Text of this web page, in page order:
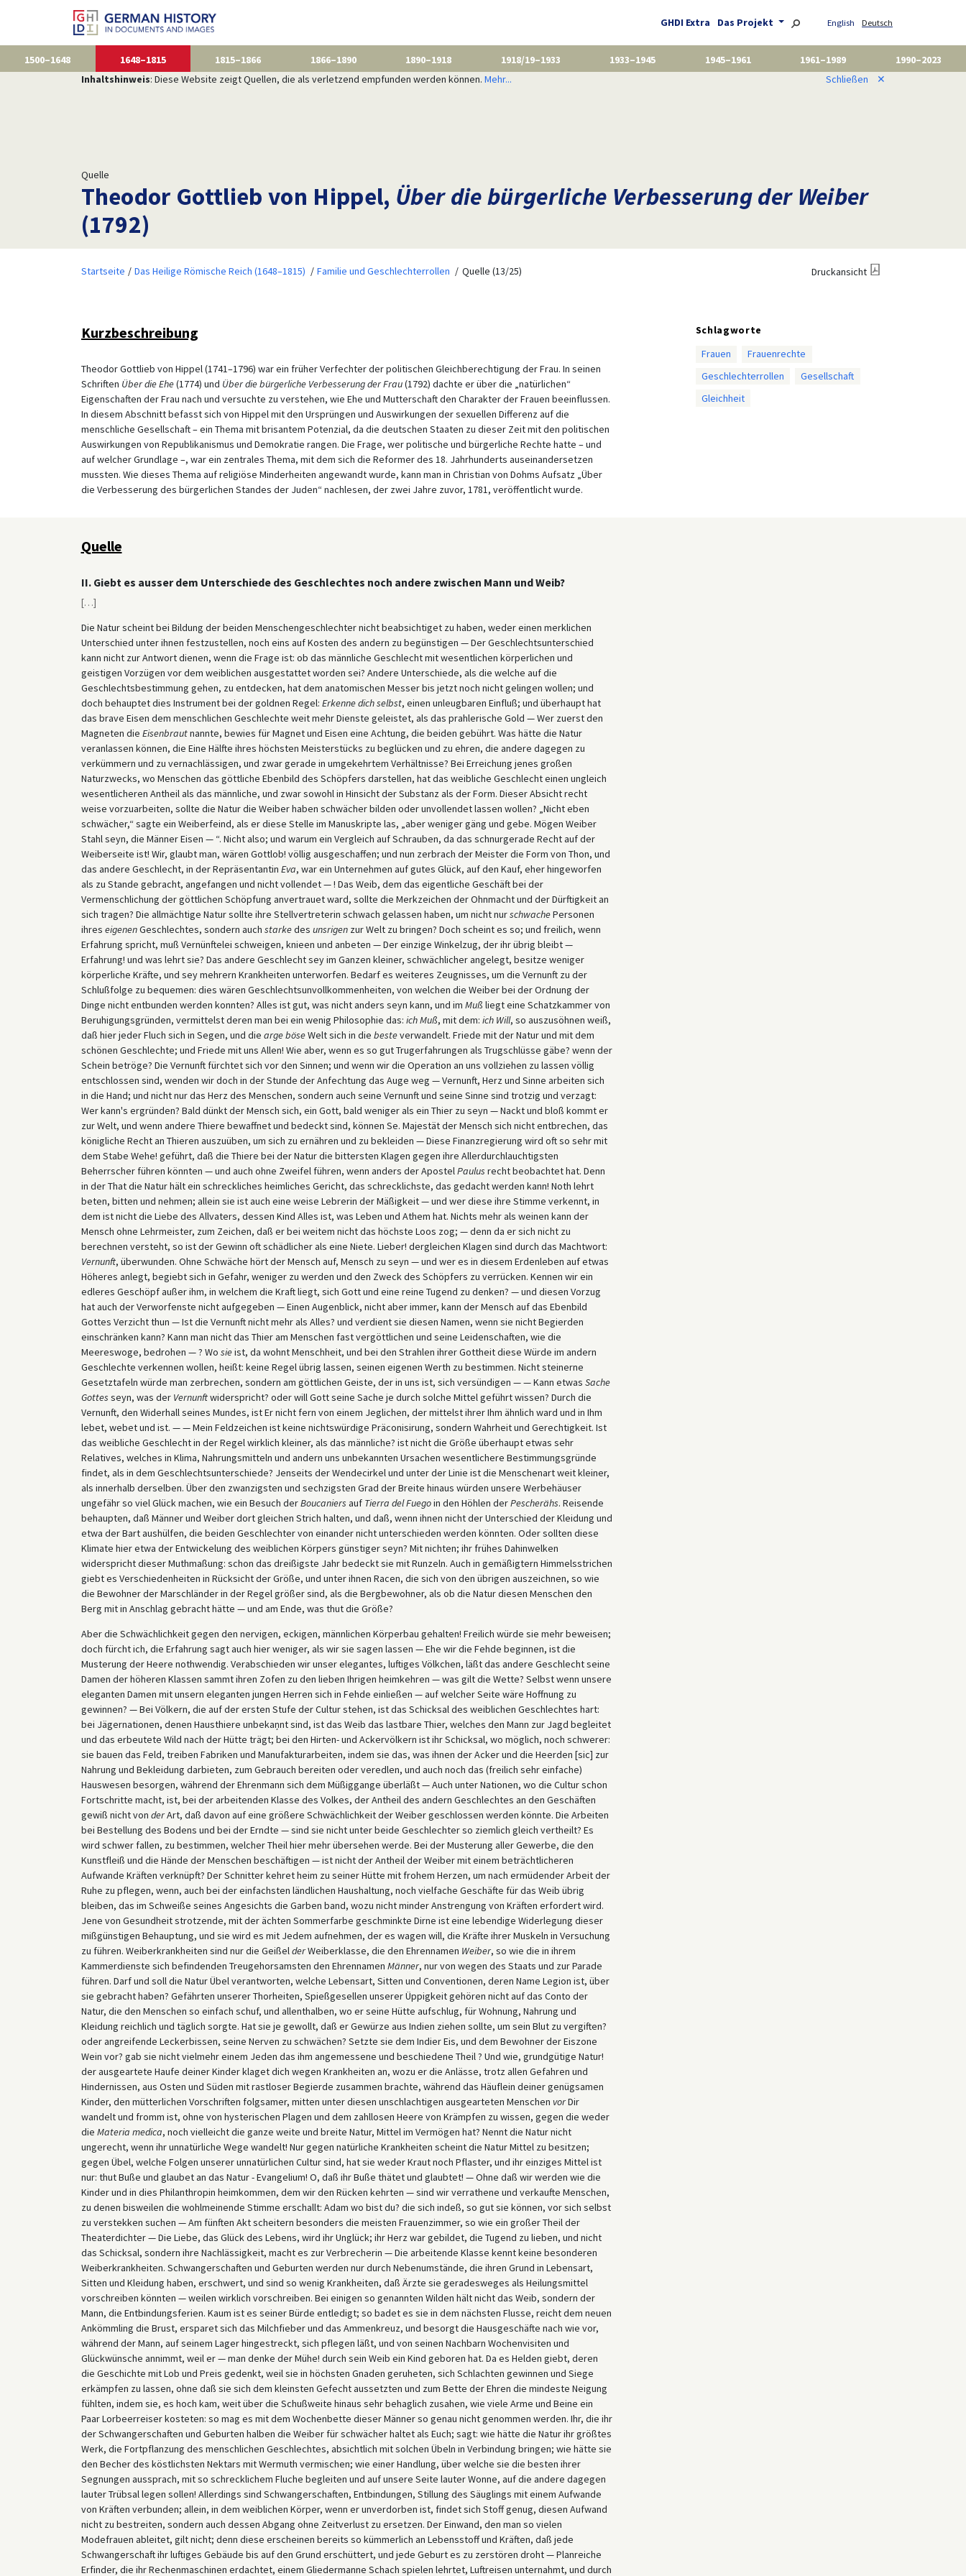
GHDI Extra Das Projekt English Deutsch
1500–1648 1648–1815 1815–1866 1866–1890 1890–1918 1918/19–1933 1933–1945 1945–1961 1961–1989
1990–2023
Inhaltshinweis: Diese Website zeigt Quellen, die als verletzend empfunden werden können. Mehr... Schließen ✕
Quelle
Theodor Gottlieb von Hippel, Über die bürgerliche Verbesserung der Weiber
(1792)
Startseite Das Heilige Römische Reich (1648–1815) Familie und Geschlechterrollen Quelle (13/25) Druckansicht
Kurzbeschreibung
Theodor Gottlieb von Hippel (1741–1796) war ein früher Verfechter der politischen Gleichberechtigung der Frau. In seinen
Schriften Über die Ehe(1774) und Über die bürgerliche Verbesserung der Frau(1792) dachte er über die „natürlichen“
Eigenschaften der Frau nach und versuchte zu verstehen, wie Ehe und Mutterschaft den Charakter der Frauen beeinflussen.
In diesem Abschnitt befasst sich von Hippel mit den Ursprüngen und Auswirkungen der sexuellen Differenz auf die
menschliche Gesellschaft – ein Thema mit brisantem Potenzial, da die deutschen Staaten zu dieser Zeit mit den politischen
Auswirkungen von Republikanismus und Demokratie rangen. Die Frage, wer politische und bürgerliche Rechte hatte – und
auf welcher Grundlage –, war ein zentrales Thema, mit dem sich die Reformer des 18. Jahrhunderts auseinandersetzen
mussten. Wie dieses Thema auf religiöse Minderheiten angewandt wurde, kann man in Christian von Dohms Aufsatz „Über
die Verbesserung des bürgerlichen Standes der Juden“ nachlesen, der zwei Jahre zuvor, 1781, veröffentlicht wurde.
Schlagworte
Frauen
Frauenrechte
Geschlechterrollen
Gesellschaft
Gleichheit
Quelle
II. Giebt es ausser dem Unterschiede des Geschlechtes noch andere zwischen Mann und Weib?
[…]
Die Natur scheint bei Bildung der beiden Menschengeschlechter nicht beabsichtiget zu haben, weder einen merklichen
Unterschied unter ihnen festzustellen, noch eins auf Kosten des andern zu begünstigen — Der Geschlechtsunterschied
kann nicht zur Antwort dienen, wenn die Frage ist: ob das männliche Geschlecht mit wesentlichen körperlichen und
geistigen Vorzügen vor dem weiblichen ausgestattet worden sei? Andere Unterschiede, als die welche auf die
Geschlechtsbestimmung gehen, zu entdecken, hat dem anatomischen Messer bis jetzt noch nicht gelingen wollen; und
doch behauptet dies Instrument bei der goldnen Regel: Erkenne dich selbst, einen unleugbaren Einfluß; und überhaupt hat
das brave Eisen dem menschlichen Geschlechte weit mehr Dienste geleistet, als das prahlerische Gold — Wer zuerst den
Magneten die Eisenbrautnannte, bewies für Magnet und Eisen eine Achtung, die beiden gebührt. Was hätte die Natur
veranlassen können, die Eine Hälfte ihres höchsten Meisterstücks zu beglücken und zu ehren, die andere dagegen zu
verkümmern und zu vernachlässigen, und zwar gerade in umgekehrtem Verhältnisse? Bei Erreichung jenes großen
Naturzwecks, wo Menschen das göttliche Ebenbild des Schöpfers darstellen, hat das weibliche Geschlecht einen ungleich
wesentlicheren Antheil als das männliche, und zwar sowohl in Hinsicht der Substanz als der Form. Dieser Absicht recht
weise vorzuarbeiten, sollte die Natur die Weiber haben schwächer bilden oder unvollendet lassen wollen? „Nicht eben
schwächer,“ sagte ein Weiberfeind, als er diese Stelle im Manuskripte las, „aber weniger gäng und gebe. Mögen Weiber
Stahl seyn, die Männer Eisen — “. Nicht also; und warum ein Vergleich auf Schrauben, da das schnurgerade Recht auf der
Weiberseite ist! Wir, glaubt man, wären Gottlob! völlig ausgeschaffen; und nun zerbrach der Meister die Form von Thon, und
das andere Geschlecht, in der Repräsentantin Eva, war ein Unternehmen auf gutes Glück, auf den Kauf, eher hingeworfen
als zu Stande gebracht, angefangen und nicht vollendet — ! Das Weib, dem das eigentliche Geschäft bei der
Vermenschlichung der göttlichen Schöpfung anvertrauet ward, sollte die Merkzeichen der Ohnmacht und der Dürftigkeit an
sich tragen? Die allmächtige Natur sollte ihre Stellvertreterin schwach gelassen haben, um nicht nurschwachePersonen
ihres eigenenGeschlechtes, sondern auch starkedes unsrigenzur Welt zu bringen? Doch scheint es so; und freilich, wenn
Erfahrung spricht, muß Vernünftelei schweigen, knieen und anbeten — Der einzige Winkelzug, der ihr übrig bleibt —
Erfahrung! und was lehrt sie? Das andere Geschlecht sey im Ganzen kleiner, schwächlicher angelegt, besitze weniger
körperliche Kräfte, und sey mehrern Krankheiten unterworfen. Bedarf es weiteres Zeugnisses, um die Vernunft zu der
Schlußfolge zu bequemen: dies wären Geschlechtsunvollkommenheiten, von welchen die Weiber bei der Ordnung der
Dinge nicht entbunden werden konnten? Alles ist gut, was nicht anders seyn kann, und im Muß liegt eine Schatzkammer von
Beruhigungsgründen, vermittelst deren man bei ein wenig Philosophie das: ich Muß, mit dem: ich Will, so auszusöhnen weiß,
daß hier jeder Fluch sich in Segen, und die arge böseWelt sich in die besteverwandelt. Friede mit der Natur und mit dem
schönen Geschlechte; und Friede mit uns Allen! Wie aber, wenn es so gut Trugerfahrungen als Trugschlüsse gäbe? wenn der
Schein betröge? Die Vernunft fürchtet sich vor den Sinnen; und wenn wir die Operation an uns vollziehen zu lassen völlig
entschlossen sind, wenden wir doch in der Stunde der Anfechtung das Auge weg — Vernunft, Herz und Sinne arbeiten sich
in die Hand; und nicht nur das Herz des Menschen, sondern auch seine Vernunft und seine Sinne sind trotzig und verzagt:
Wer kann's ergründen? Bald dünkt der Mensch sich, ein Gott, bald weniger als ein Thier zu seyn — Nackt und bloß kommt er
zur Welt, und wenn andere Thiere bewaffnet und bedeckt sind, können Se. Majestät der Mensch sich nicht entbrechen, das
königliche Recht an Thieren auszuüben, um sich zu ernähren und zu bekleiden — Diese Finanzregierung wird oft so sehr mit
dem Stabe Wehe! geführt, daß die Thiere bei der Natur die bittersten Klagen gegen ihre Allerdurchlauchtigsten
Beherrscher führen könnten — und auch ohne Zweifel führen, wenn anders der ApostelPaulus recht beobachtet hat. Denn
in der That die Natur hält ein schreckliches heimliches Gericht, das schrecklichste, das gedacht werden kann! Noth lehrt
beten, bitten und nehmen; allein sie ist auch eine weise Lebrerin der Mäßigkeit — und wer diese ihre Stimme verkennt, in
dem ist nicht die Liebe des Allvaters, dessen Kind Alles ist, was Leben und Athem hat. Nichts mehr als weinen kann der
Mensch ohne Lehrmeister, zum Zeichen, daß er bei weitem nicht das höchste Loos zog; — denn da er sich nicht zu
berechnen versteht, so ist der Gewinn oft schädlicher als eine Niete. Lieber! dergleichen Klagen sind durch das Machtwort:
Vernunft, überwunden. Ohne Schwäche hört der Mensch auf, Mensch zu seyn — und wer es in diesem Erdenleben auf etwas
Höheres anlegt, begiebt sich in Gefahr, weniger zu werden und den Zweck des Schöpfers zu verrücken. Kennen wir ein
edleres Geschöpf außer ihm, in welchem die Kraft liegt, sich Gott und eine reine Tugend zu denken? — und diesen Vorzug
hat auch der Verworfenste nicht aufgegeben — Einen Augenblick, nicht aber immer, kann der Mensch auf das Ebenbild
Gottes Verzicht thun — Ist die Vernunft nicht mehr als Alles? und verdient sie diesen Namen, wenn sie nicht Begierden
einschränken kann? Kann man nicht das Thier am Menschen fast vergöttlichen und seine Leidenschaften, wie die
Meereswoge, bedrohen — ? Wo sieist, da wohnt Menschheit, und bei den Strahlen ihrer Gottheit diese Würde im andern
Geschlechte verkennen wollen, heißt: keine Regel übrig lassen, seinen eigenen Werth zu bestimmen. Nicht steinerne
Gesetztafeln würde man zerbrechen, sondern am göttlichen Geiste, der in uns ist, sich versündigen — — Kann etwas Sache
Gottes seyn, was der Vernunftwiderspricht? oder will Gott seine Sache je durch solche Mittel geführt wissen? Durch die
Vernunft, den Widerhall seines Mundes, ist Er nicht fern von einem Jeglichen, der mittelst ihrer Ihm ähnlich ward und in Ihm
lebet, webet und ist. — — Mein Feldzeichen ist keine nichtswürdige Präconisirung, sondern Wahrheit und Gerechtigkeit. Ist
das weibliche Geschlecht in der Regel wirklich kleiner, als das männliche? ist nicht die Größe überhaupt etwas sehr
Relatives, welches in Klima, Nahrungsmitteln und andern uns unbekannten Ursachen wesentlichere Bestimmungsgründe
findet, als in dem Geschlechtsunterschiede? Jenseits der Wendecirkel und unter der Linie ist die Menschenart weit kleiner,
als innerhalb derselben. Über den zwanzigsten und sechzigsten Grad der Breite hinaus würden unsere Werbehäuser
ungefähr so viel Glück machen, wie ein Besuch derBoucaniers auf Tierra delFuegoin den Höhlen derPescherähs. Reisende
behaupten, daß Männer und Weiber dort gleichen Strich halten, und daß, wenn ihnen nicht der Unterschied der Kleidung und
etwa der Bart aushülfen, die beiden Geschlechter von einander nicht unterschieden werden könnten. Oder sollten diese
Klimate hier etwa der Entwickelung des weiblichen Körpers günstiger seyn? Mit nichten; ihr frühes Dahinwelken
widerspricht dieser Muthmaßung: schon das dreißigste Jahr bedeckt sie mit Runzeln. Auch in gemäßigtern Himmelsstrichen
giebt es Verschiedenheiten in Rücksicht der Größe, und unter ihnen Racen, die sich von den übrigen auszeichnen, so wie
die Bewohner der Marschländer in der Regel größer sind, als die Bergbewohner, als ob die Natur diesen Menschen den
Berg mit in Anschlag gebracht hätte — und am Ende, was thut die Größe?
Aber die Schwächlichkeit gegen den nervigen, eckigen, männlichen Körperbau gehalten! Freilich würde sie mehr beweisen;
doch fürcht ich, die Erfahrung sagt auch hier weniger, als wir sie sagen lassen — Ehe wir die Fehde beginnen, ist die
Musterung der Heere nothwendig. Verabschieden wir unser elegantes, luftiges Völkchen, läßt das andere Geschlecht seine
Damen der höheren Klassen sammt ihren Zofen zu den lieben Ihrigen heimkehren — was gilt die Wette? Selbst wenn unsere
eleganten Damen mit unsern eleganten jungen Herren sich in Fehde einließen — auf welcher Seite wäre Hoffnung zu
gewinnen? — Bei Völkern, die auf der ersten Stufe der Cultur stehen, ist das Schicksal des weiblichen Geschlechtes hart:
bei Jägernationen, denen Hausthiere unbekaņnt sind, ist das Weib das lastbare Thier, welches den Mann zur Jagd begleitet
und das erbeutete Wild nach der Hütte trägt; bei den Hirten- und Ackervölkern ist ihr Schicksal, wo möglich, noch schwerer:
sie bauen das Feld, treiben Fabriken und Manufakturarbeiten, indem sie das, was ihnen der Acker und die Heerden [sic] zur
Nahrung und Bekleidung darbieten, zum Gebrauch bereiten oder veredlen, und auch noch das (freilich sehr einfache)
Hauswesen besorgen, während der Ehrenmann sich dem Müßiggange überläßt — Auch unter Nationen, wo die Cultur schon
Fortschritte macht, ist, bei der arbeitenden Klasse des Volkes, der Antheil des andern Geschlechtes an den Geschäften
gewiß nicht von derArt, daß davon auf eine größere Schwächlichkeit der Weiber geschlossen werden könnte. Die Arbeiten
bei Bestellung des Bodens und bei der Erndte — sind sie nicht unter beide Geschlechter so ziemlich gleich vertheilt? Es
wird schwer fallen, zu bestimmen, welcher Theil hier mehr übersehen werde. Bei der Musterung aller Gewerbe, die den
Kunstfleiß und die Hände der Menschen beschäftigen — ist nicht der Antheil der Weiber mit einem beträchtlicheren
Aufwande Kräften verknüpft? Der Schnitter kehret heim zu seiner Hütte mit frohem Herzen, um nach ermüdender Arbeit der
Ruhe zu pflegen, wenn, auch bei der einfachsten ländlichen Haushaltung, noch vielfache Geschäfte für das Weib übrig
bleiben, das im Schweiße seines Angesichts die Garben band, wozu nicht minder Anstrengung von Kräften erfordert wird.
Jene von Gesundheit strotzende, mit der ächten Sommerfarbe geschminkte Dirne ist eine lebendige Widerlegung dieser
mißgünstigen Behauptung, und sie wird es mit Jedem aufnehmen, der es wagen will, die Kräfte ihrer Muskeln in Versuchung
zu führen. Weiberkrankheiten sind nur die GeißelderWeiberklasse, die den Ehrennamen Weiber, so wie die in ihrem
Kammerdienste sich befindenden Treugehorsamsten den Ehrennamen Männer, nur von wegen des Staats und zur Parade
führen. Darf und soll die Natur Übel verantworten, welche Lebensart, Sitten und Conventionen, deren Name Legion ist, über
sie gebracht haben? Gefährten unserer Thorheiten, Spießgesellen unserer Üppigkeit gehören nicht auf das Conto der
Natur, die den Menschen so einfach schuf, und allenthalben, wo er seine Hütte aufschlug, für Wohnung, Nahrung und
Kleidung reichlich und täglich sorgte. Hat sie je gewollt, daß er Gewürze aus Indien ziehen sollte, um sein Blut zu vergiften?
oder angreifende Leckerbissen, seine Nerven zu schwächen? Setzte sie dem Indier Eis, und dem Bewohner der Eiszone
Wein vor? gab sie nicht vielmehr einem Jeden das ihm angemessene und beschiedene Theil ? Und wie, grundgütige Natur!
der ausgeartete Haufe deiner Kinder klaget dich wegen Krankheiten an, wozu er die Anlässe, trotz allen Gefahren und
Hindernissen, aus Osten und Süden mit rastloser Begierde zusammen brachte, während das Häuflein deiner genügsamen
Kinder, den mütterlichen Vorschriften folgsamer, mitten unter diesen unschlachtigen ausgearteten Menschen vorDir
wandelt und fromm ist, ohne von hysterischen Plagen und dem zahllosen Heere von Krämpfen zu wissen, gegen die weder
die Materia medica, noch vielleicht die ganze weite und breite Natur, Mittel im Vermögen hat? Nennt die Natur nicht
ungerecht, wenn ihr unnatürliche Wege wandelt! Nur gegen natürliche Krankheiten scheint die Natur Mittel zu besitzen;
gegen Übel, welche Folgen unserer unnatürlichen Cultur sind, hat sie weder Kraut noch Pflaster, und ihr einziges Mittel ist
nur: thut Buße und glaubet an das Natur - Evangelium! O, daß ihr Buße thätet und glaubtet! — Ohne daß wir werden wie die
Kinder und in dies Philanthropin heimkommen, dem wir den Rücken kehrten — sind wir verrathene und verkaufte Menschen,
zu denen bisweilen die wohlmeinende Stimme erschallt: Adam wo bist du? die sich indeß, so gut sie können, vor sich selbst
zu verstekken suchen — Am fünften Akt scheitern besonders die meisten Frauenzimmer, so wie ein großer Theil der
Theaterdichter — Die Liebe, das Glück des Lebens, wird ihr Unglück; ihr Herz war gebildet, die Tugend zu lieben, und nicht
das Schicksal, sondern ihre Nachlässigkeit, macht es zur Verbrecherin — Die arbeitende Klasse kennt keine besonderen
Weiberkrankheiten. Schwangerschaften und Geburten werden nur durch Nebenumstände, die ihren Grund in Lebensart,
Sitten und Kleidung haben, erschwert, und sind so wenig Krankheiten, daß Ärzte sie geradesweges als Heilungsmittel
vorschreiben könnten — weilen wirklich vorschreiben. Bei einigen so genannten Wilden hält nicht das Weib, sondern der
Mann, die Entbindungsferien. Kaum ist es seiner Bürde entledigt; so badet es sie in dem nächsten Flusse, reicht dem neuen
Ankömmling die Brust, ersparet sich das Milchfieber und das Ammenkreuz, und besorgt die Hausgeschäfte nach wie vor,
während der Mann, auf seinem Lager hingestreckt, sich pflegen läßt, und von seinen Nachbarn Wochenvisiten und
Glückwünsche annimmt, weil er — man denke der Mühe! durch sein Weib ein Kind geboren hat. Da es Helden giebt, deren
die Geschichte mit Lob und Preis gedenkt, weil sie in höchsten Gnaden geruheten, sich Schlachten gewinnen und Siege
erkämpfen zu lassen, ohne daß sie sich dem kleinsten Gefecht aussetzten und zum Bette der Ehren die mindeste Neigung
fühlten, indem sie, es hoch kam, weit über die Schußweite hinaus sehr behaglich zusahen, wie viele Arme und Beine ein
Paar Lorbeerreiser kosteten: so mag es mit dem Wochenbette dieser Männer so genau nicht genommen werden. Ihr, die ihr
der Schwangerschaften und Geburten halben die Weiber für schwächer haltet als Euch; sagt: wie hätte die Natur ihr größtes
Werk, die Fortpflanzung des menschlichen Geschlechtes, absichtlich mit solchen Übeln in Verbindung bringen; wie hätte sie
den Becher des köstlichsten Nektars mit Wermuth vermischen; wie einer Handlung, über welche sie die besten ihrer
Segnungen aussprach, mit so schrecklichem Fluche begleiten und auf unsere Seite lauter Wonne, auf die andere dagegen
lauter Trübsal legen sollen! Allerdings sind Schwangerschaften, Entbindungen, Stillung des Säuglings mit einem Aufwande
von Kräften verbunden; allein, in dem weiblichen Körper, wenn er unverdorben ist, findet sich Stoff genug, diesen Aufwand
nicht zu bestreiten, sondern auch dessen Abgang ohne Zeitverlust zu ersetzen. Der Einwand, den man so vielen
Modefrauen ableitet, gilt nicht; denn diese erscheinen bereits so kümmerlich an Lebensstoff und Kräften, daß jede
Schwangerschaft ihr luftiges Gebäude bis auf den Grund erschüttert, und jede Geburt es zu zerstören droht — Planreiche
Erfinder, die ihr Rechenmaschinen erdachtet, einem Gliedermanne Schach spielen lehrtet, Luftreisen unternahmt, und durch